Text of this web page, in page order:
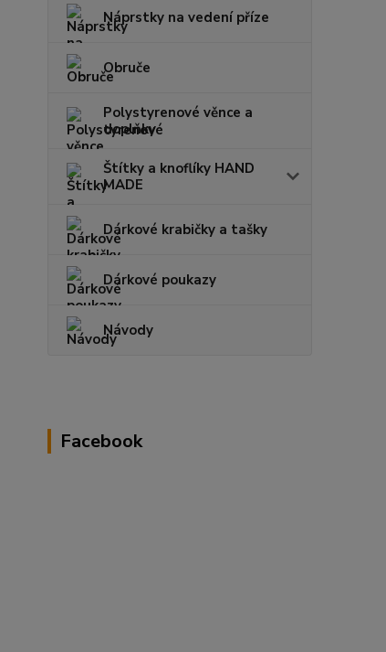
Náprstky na vedení příze
Obruče
Polystyrenové věnce a
doplňky
Štítky a knoflíky HAND
MADE
Dárkové krabičky a tašky
Dárkové poukazy
Návody
Facebook